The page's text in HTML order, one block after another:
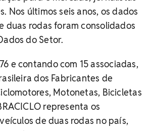
Nos últimos seis anos, os dados
duas rodas foram consolidados
do Setor.
e contando com 15 associadas,
dos Fabricantes de
Motonetas, Bicicletas
representa os
de duas rodas no país,